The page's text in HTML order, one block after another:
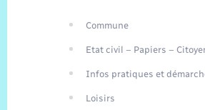
Traduction du
EN
Commune
Etat civil – Papiers –
Infos pratiques et
Loisirs